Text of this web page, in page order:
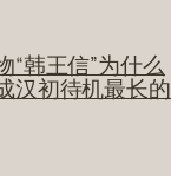
“韩王信”为什么
汉初待机最长的